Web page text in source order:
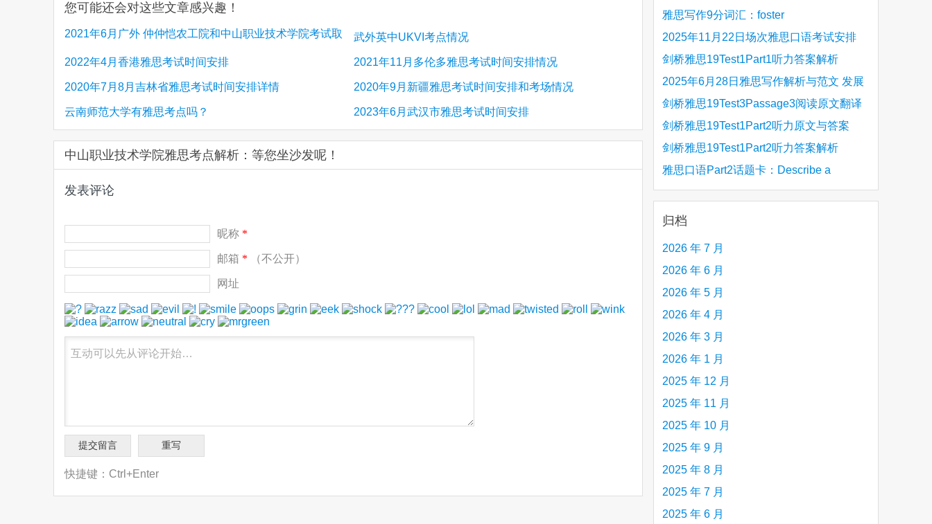
您可能还会对这些文章感兴趣！
2021年6月广外 仲仲恺农工院和中山职业技术学院考试取
消 须知
武外英中UKVI考点情况
2022年4月香港雅思考试时间安排 2021年11月多伦多雅思考试时间安排情况
2020年7月8月吉林省雅思考试时间安排详情 2020年9月新疆雅思考试时间安排和考场情况
云南师范大学有雅思考点吗？ 2023年6月武汉市雅思考试时间安排
中山职业技术学院雅思考点解析：等您坐沙发呢！
发表评论
昵称 *
邮箱 * （不公开）
网址
快捷键：Ctrl+Enter
雅思写作9分词汇：foster
2025年11月22日场次雅思口语考试安排
剑桥雅思19Test1Part1听力答案解析
Hinchingbrooke Country Park
2025年6月28日雅思写作解析与范文 发展
旅游业 手把手带你写高分范文
剑桥雅思19Test3Passage3阅读原文翻译
Is the era of artificial speech translation
upon us 人工智能语言翻译
剑桥雅思19Test1Part2听力原文与答案
Stanthorpe Twinning Association
剑桥雅思19Test1Part2听力答案解析
Stanthorpe Twinning Association
雅思口语Part2话题卡：Describe a
creative person (e.g. an artist, a musician,
etc.) you admire 钦佩的有创造力的人
归档
2026 年 7 月
2026 年 6 月
2026 年 5 月
2026 年 4 月
2026 年 3 月
2026 年 1 月
2025 年 12 月
2025 年 11 月
2025 年 10 月
2025 年 9 月
2025 年 8 月
2025 年 7 月
2025 年 6 月